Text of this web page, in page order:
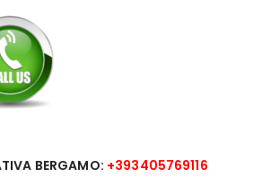
BERGAMO: +393405769116